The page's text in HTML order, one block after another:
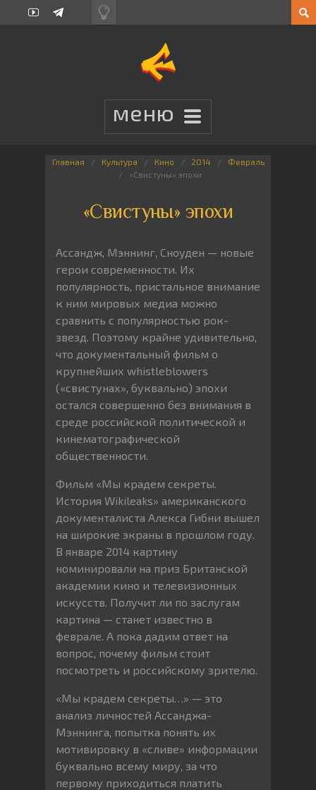
Главная Культура Кино 2014
Февраль
«Свистуны» эпохи
«Свистуны» эпохи
Ассандж, Мэннинг, Сноуден — новые
герои современности. Их
популярность, пристальное внимание
к ним мировых медиа можно
сравнить с популярностью рок-
звезд. Поэтому крайне удивительно,
что документальный фильм о
крупнейших whistleblowers
(«свистунах», буквально) эпохи
остался совершенно без внимания в
среде российской политической и
кинематографической
общественности.
Фильм «Мы крадем секреты.
История Wikileaks» американского
документалиста Алекса Гибни вышел
на широкие экраны в прошлом году.
В январе 2014 картину
номинировали на приз Британской
академии кино и телевизионных
искусств. Получит ли по заслугам
картина — станет известно в
феврале. А пока дадим ответ на
вопрос, почему фильм стоит
посмотреть и российскому зрителю.
«Мы крадем секреты…» — это
анализ личностей Ассанджа-
Мэннинга, попытка понять их
мотивировку в «сливе» информации
буквально всему миру, за что
первому приходиться платить